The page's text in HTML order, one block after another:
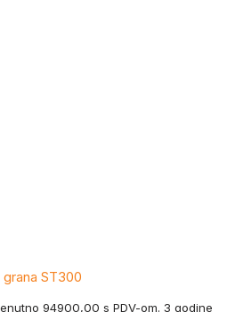
ST300
94900,00 s PDV-om. 3 godine